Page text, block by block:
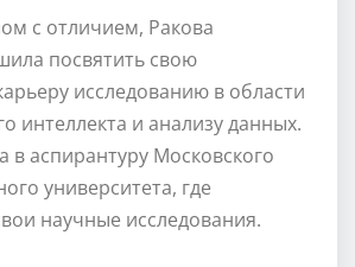
с отличием, Ракова
посвятить свою
исследованию в области
интеллекта и анализу данных.
в аспирантуру Московского
университета, где
научные исследования.